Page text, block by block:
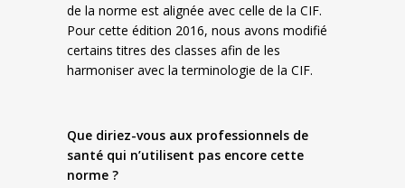
de la norme est alignée avec celle de la CIF.
Pour cette édition 2016, nous avons modifié
certains titres des classes afin de les
harmoniser avec la terminologie de la CIF.
Que diriez-vous aux professionnels de
santé qui n’utilisent pas encore cette
norme ?